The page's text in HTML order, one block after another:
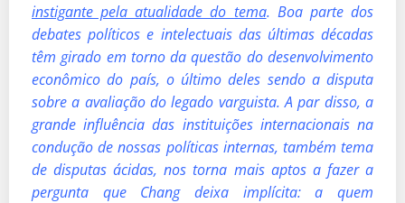
instigante pela atualidade do tema. Boa parte dos
debates políticos e intelectuais das últimas décadas
têm girado em torno da questão do desenvolvimento
econômico do país, o último deles sendo a disputa
sobre a avaliação do legado varguista. A par disso, a
grande influência das instituições internacionais na
condução de nossas políticas internas, também tema
de disputas ácidas, nos torna mais aptos a fazer a
pergunta que Chang deixa implícita: a quem